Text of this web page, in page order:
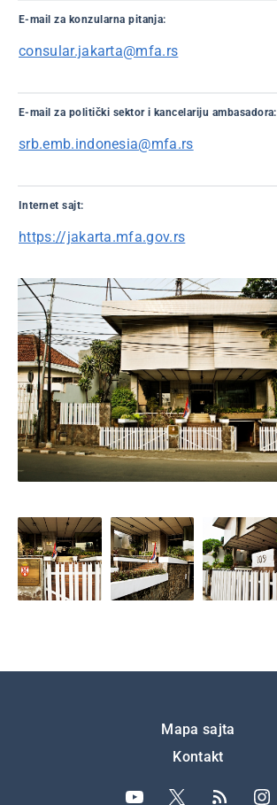
E-mail za konzularna pitanja:
consular.jakarta@mfa.rs
E-mail za politički sektor i kancelariju ambasadora:
srb.emb.indonesia@mfa.rs
Internet sajt:
https://jakarta.mfa.gov.rs
Mapa sajta
Kontakt